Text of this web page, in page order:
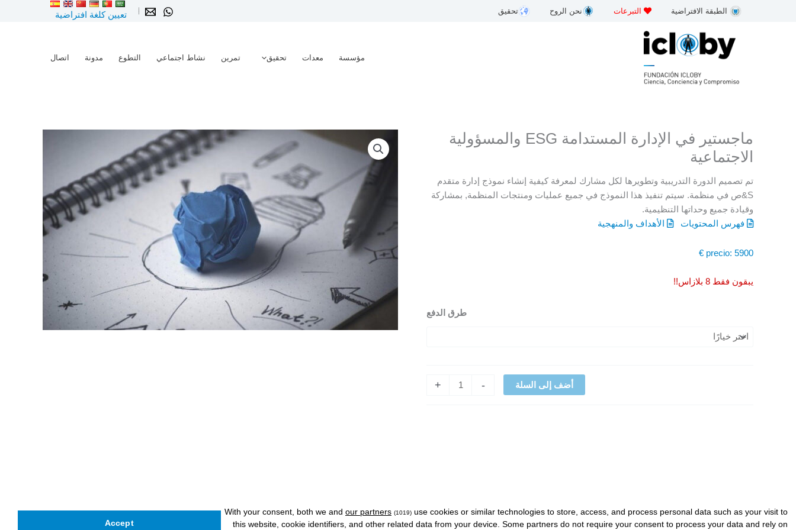
الطبقة الافتراضية التبرعات نحن الروح تحقيق تعيين كلغة افتراضية
مؤسسة معدات تحقيق تمرين نشاط اجتماعي التطوع مدونة اتصال
ماجستير في الإدارة المستدامة ESG والمسؤولية
الاجتماعية
تم تصميم الدورة التدريبية وتطويرها لكل مشارك لمعرفة كيفية إنشاء نموذج إدارة متقدم
S&ص في ​​منظمة. سيتم تنفيذ هذا النموذج في جميع عمليات ومنتجات المنظمة, بمشاركة
وقيادة جميع وحداتها التنظيمية.
فهرس المحتويات
الأهداف والمنهجية
precio: 5900 €
يبقون فقط 8 بلازاس!!
طرق الدفع
-
الإدارة
المستدامة
ESG
والمسؤولية
الاجتماعية
كمية
+ أضف إلى السلة
With your consent, both we and our partners (1019) use cookies or similar technologies to store, access, and process personal data such as your visit to
this website, cookie identifiers, and other related data from your device. Some partners do not require your consent to process your data and rely on
Accept